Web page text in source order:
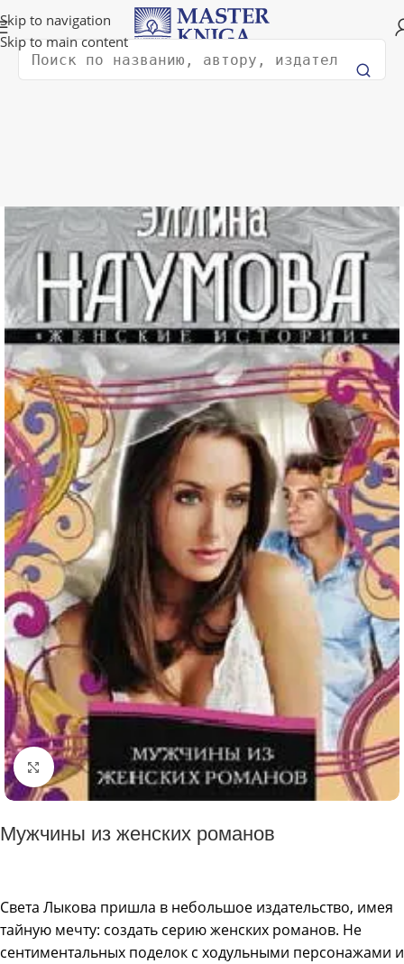
Skip to navigation
Skip to main content
Доставка в любую страну мира!
Поиск
Click to enlarge
Мужчины из женских романов
Света Лыкова пришла в небольшое издательство, имея
тайную мечту: создать серию женских романов. Не
сентиментальных поделок с ходульными персонажами и